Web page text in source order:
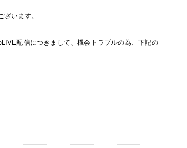
います。
配信につきまして、機会トラブルの為、下記の